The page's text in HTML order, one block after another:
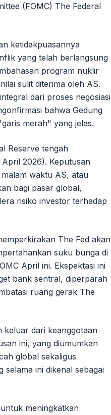
(FOMC) The Federal
ketidakpuasannya
yang telah berlangsung
program nuklir
sulit diterima oleh AS.
dari proses negosiasi
bahwa Gedung
merah" yang jelas.
Reserve tengah
2026). Keputusan
waktu AS, atau
bagi pasar global,
risiko investor terhadap
The Fed akan
suku bunga di
April ini. Ekspektasi ini
bank sentral, diperparah
ruang gerak The
keluar dari keanggotaan
ini, yang diumumkan
global sekaligus
ini dikenal sebagai
meningkatkan